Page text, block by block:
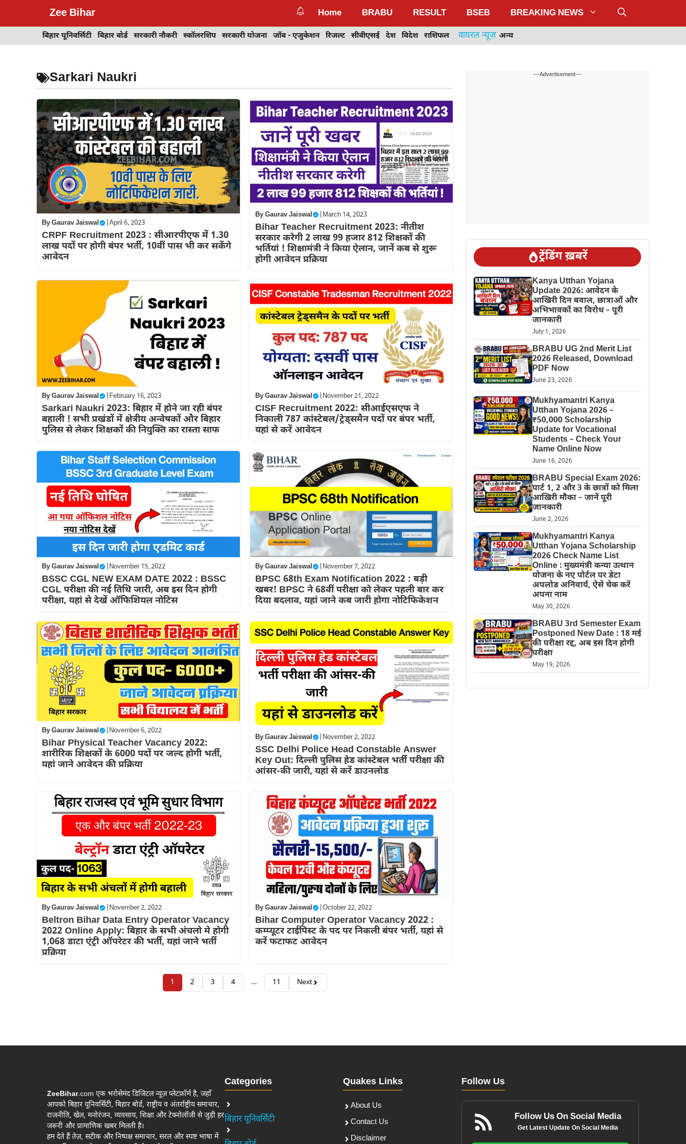
Zee Bihar Home BRABU RESULT BSEB BREAKING NEWS
बिहार यूनिवर्सिटी बिहार बोर्ड सरकारी नौकरी स्कॉलरशिप सरकारी योजना जॉब - एजुकेशन रिजल्ट सीबीएसई देश विदेश राशिफल वायरल न्यूज़ अन्य
Sarkari Naukri
ByGaurav Jaiswal April 6, 2023
CRPF Recruitment 2023 : सीआरपीएफ में 1.30
लाख पदों पर होगी बंपर भर्ती, 10वीं पास भी कर सकेंगे
आवेदन
ByGaurav Jaiswal | March 14, 2023
Bihar Teacher Recruitment 2023: नीतीश
सरकार करेगी 2 लाख 99 हजार 812 शिक्षकों की
भर्तियां ! शिक्षामंत्री ने किया ऐलान, जानें कब से शुरू
होगी आवेदन प्रक्रिया
ByGaurav Jaiswal February 16, 2023
Sarkari Naukri 2023: बिहार में होने जा रही बंपर
बहाली ! सभी प्रखंडों में क्षेत्रीय अन्वेषकों और बिहार
पुलिस से लेकर शिक्षकों की नियुक्ति का रास्ता साफ
ByGaurav Jaiswal | November 21, 2022
CISF Recruitment 2022: सीआईएसएफ ने
निकाली 787 कांस्टेबल/ट्रेड्समैन पदों पर बंपर भर्ती,
यहां से करें आवेदन
ByGaurav Jaiswal November 15, 2022
BSSC CGL NEW EXAM DATE 2022 : BSSC
CGL परीक्षा की नई तिथि जारी, अब इस दिन होगी
परीक्षा, यहां से देखें ऑफिशियल नोटिस
ByGaurav Jaiswal | November 7, 2022
BPSC 68th Exam Notification 2022 : बड़ी
खबर! BPSC ने 68वीं परीक्षा को लेकर पहली बार कर
दिया बदलाव, यहां जाने कब जारी होगा नोटिफिकेशन
ByGaurav Jaiswal November 6, 2022
Bihar Physical Teacher Vacancy 2022:
शारीरिक शिक्षकों के 6000 पदों पर जल्द होगी भर्ती,
यहां जाने आवेदन की प्रक्रिया
ByGaurav Jaiswal | November 2, 2022
SSC Delhi Police Head Constable Answer
Key Out: दिल्ली पुलिस हेड कांस्टेबल भर्ती परीक्षा की
आंसर-की जारी, यहां से करें डाउनलोड
ByGaurav Jaiswal November 2, 2022
Beltron Bihar Data Entry Operator Vacancy
2022 Online Apply: बिहार के सभी अंचलो मे होगी
1,068 डाटा एंट्री ऑपरेटर की भर्ती, यहां जाने भर्ती
प्रक्रिया
ByGaurav Jaiswal | October 22, 2022
Bihar Computer Operator Vacancy 2022 :
कम्प्यूटर टाईपिस्ट के पद पर निकली बंपर भर्ती, यहां से
करें फटाफट आवेदन
1 2 3 4 … 11 Next
---Advertisement---
ट्रेंडिंग ख़बरें
Kanya Utthan Yojana
Update 2026: आवेदन के
आखिरी दिन बवाल, छात्राओं और
अभिभावकों का विरोध – पूरी
जानकारी
July 1, 2026
BRABU UG 2nd Merit List
2026 Released, Download
PDF Now
June 23, 2026
Mukhyamantri Kanya
Utthan Yojana 2026 –
₹50,000 Scholarship
Update for Vocational
Students – Check Your
Name Online Now
June 16, 2026
BRABU Special Exam 2026:
पार्ट 1, 2 और 3 के छात्रों को मिला
आखिरी मौका – जानें पूरी
जानकारी
June 2, 2026
Mukhyamantri Kanya
Utthan Yojana Scholarship
2026 Check Name List
Online : मुख्यमंत्री कन्या उत्थान
योजना के नए पोर्टल पर डेटा
अपलोड अनिवार्य, ऐसे चेक करें
अपना नाम
May 30, 2026
BRABU 3rd Semester Exam
Postponed New Date : 18 मई
की परीक्षा रद्द, अब इस दिन होगी
परीक्षा
May 19, 2026
ZeeBihar.com एक भरोसेमंद डिजिटल न्यूज़ प्लेटफ़ॉर्म है, जहाँ
आपको बिहार यूनिवर्सिटी, बिहार बोर्ड, राष्ट्रीय व अंतर्राष्ट्रीय समाचार,
राजनीति, खेल, मनोरंजन, व्यवसाय, शिक्षा और टेक्नोलॉजी से जुड़ी हर
जरूरी और प्रामाणिक खबर मिलती है।
हम देते हैं तेज़, सटीक और निष्पक्ष समाचार, सरल और स्पष्ट भाषा में
Categories
बिहार यूनिवर्सिटी
Quakes Links
About Us
Contact Us
Disclaimer
Follow Us
Follow Us On Social Media
Get Latest Update On Social Media